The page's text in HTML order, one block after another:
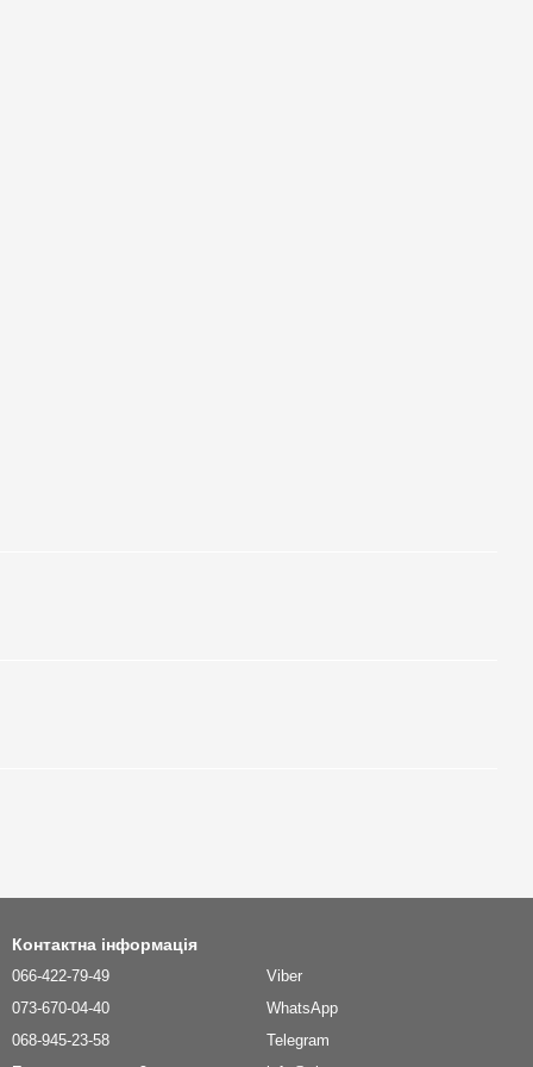
Контактна інформація
066-422-79-49
073-670-04-40
068-945-23-58
Viber
WhatsApp
Telegram